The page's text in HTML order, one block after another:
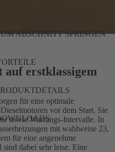
ABSCHNITT SPRINGEN
erstklassigem
für eine optimale
vor dem Start. Sie
sowie Wartungs-Intervalle. In
mit wahlweise 23,
für eine angenehme
dabei sehr leise. Eine